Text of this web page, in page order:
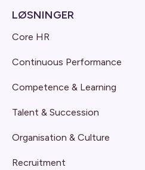
LØSNINGER
Core HR
Continuous Performance
Competence & Learning
Talent & Succession
Organisation & Culture
Recruitment